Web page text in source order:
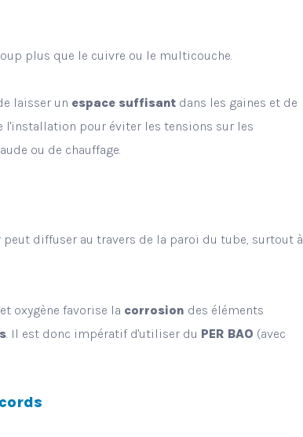
plus que le cuivre ou le multicouche.
laisser un espace suffisant dans les gaines et de
l'installation pour éviter les tensions sur les
ou de chauffage.
peut diffuser au travers de la paroi du tube, surtout à
oxygène favorise la corrosion des éléments
. Il est donc impératif d'utiliser du PER BAO (avec